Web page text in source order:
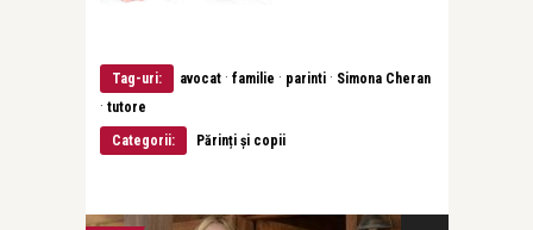
Tag-uri: avocat · familie · parinti · Simona Cheran
· tutore
Categorii:
Părinți și copii